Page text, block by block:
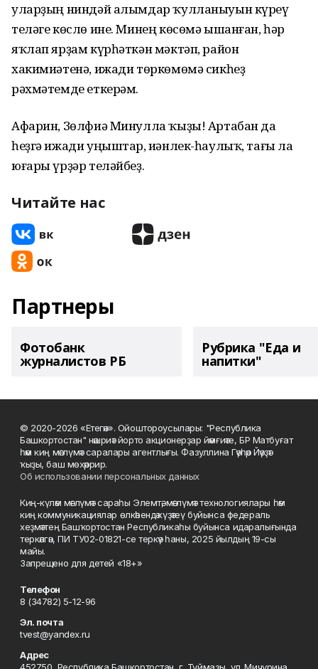
уларҙың ниндәй алымдар ҡулланыуын күреү
теләге көслө ине. Минең көсөмә ышанған, һәр
яҡлап ярҙам күрһәткән мәктәп, район
хакимиәтенә, ижади төркөмөмә сикһеҙ
рәхмәтемде еткерәм.
Афарин, Зөлфиә Минулла ҡыҙы! Артабан да
һеҙгә ижади уңыштар, иҫәнлек-һаулыҡ, тағы ла
юғары үрҙәр теләйбеҙ.
Читайте нас
Партнеры
Фотобанк
журналистов РБ
Рубрика "Еда и
напитки"
© 2020-2026 «Етегән». Ойоштороусылары: "Республика
Башкортостан" нәшриәт йорто акционерҙар йәмғиәте, БР Матбуғат
һәм киң мәғлүмәт саралары агентлығы. Фазуллина Гәүһәр Йәүҙәт
ҡыҙы, баш мөхәррир.
Об использовании персональных данных
Киң-күләм мәғлүмәт сараһы Элемтә, мәғлүмәт технологиялары һәм
киң коммуникациялар өлкәһендә күҙәтеү буйынса федераль
хеҙмәттең Башҡортостан Республикаһы буйынса идаралығында
теркәлгән, ПИ ТУ02-01821-се теркәү һаны, 2025 йылдың 19-сы
майы.
Запрещено для детей «18+»
Телефон
8 (34782) 5-12-96
Эл. почта
tvest@yandex.ru
Адрес